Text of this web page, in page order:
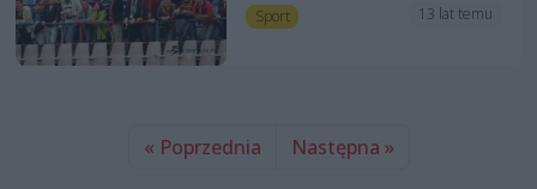
Sport 13 lat temu
« Poprzednia Następna »